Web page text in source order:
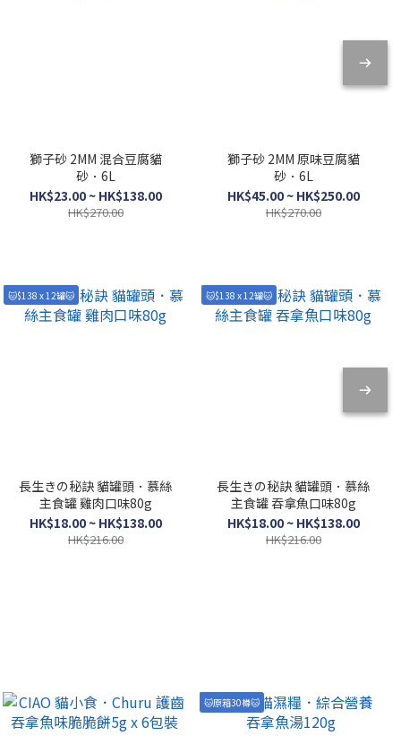
獅子砂 2MM 混合豆腐貓
砂．6L
HK$23.00 ~ HK$138.00
HK$270.00
獅子砂 2MM 原味豆腐貓
砂．6L
HK$45.00 ~ HK$250.00
HK$270.00
🐱$138 x 12罐🐱
長生きの秘訣 貓罐頭．慕絲
主食罐 雞肉口味80g
HK$18.00 ~ HK$138.00
HK$216.00
🐱$138 x 12罐🐱
長生きの秘訣 貓罐頭．慕絲
主食罐 吞拿魚口味80g
HK$18.00 ~ HK$138.00
HK$216.00
🐱原箱30樽🐱